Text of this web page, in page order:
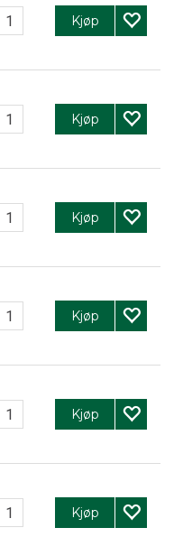
Kjøp
Kjøp
Kjøp
Kjøp
Kjøp
Kjøp